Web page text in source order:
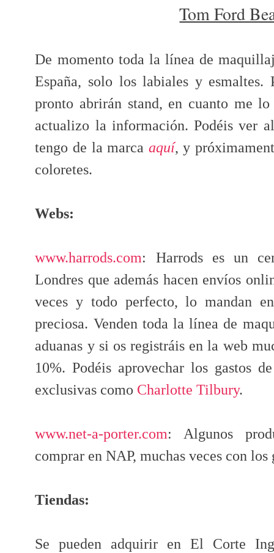
Tom Ford
De momento toda la línea de
España, solo los labiales y esmaltes.
pronto abrirán stand, en cuanto me
actualizo la información. Podéis ver
tengo de la marca aquí, y
coloretes.
Webs:
www.harrods.com: Harrods es un
Londres que además hacen envíos
veces y todo perfecto, lo mandan
preciosa. Venden toda la línea de
aduanas y si os registráis en la web
10%. Podéis aprovechar los gastos
exclusivas como Charlotte Tilbury.
www.net-a-porter.com: Algunos
comprar en NAP, muchas veces con
Tiendas:
Se pueden adquirir en El Corte